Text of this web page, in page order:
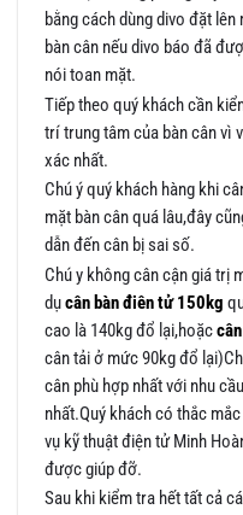
bằng cách dùng divo đặt
bàn cân nếu divo báo đã
nói toan mặt.
Tiếp theo quý khách cần
trí trung tâm của bàn cân vì
xác nhất.
Chú ý quý khách hàng khi
mặt bàn cân quá lâu,đây
dẫn đến cân bị sai số.
Chú y không cân cận giá trị
dụcân bàn điên tử 150kg
cao là 140kg đổ lại,hoặc
cân tải ở mức 90kg đổ
cân phù hợp nhất với nhu
nhất.Quý khách có thắc
vụ kỹ thuật điện tử Minh
được giúp đỡ.
Sau khi kiểm tra hết tất cả